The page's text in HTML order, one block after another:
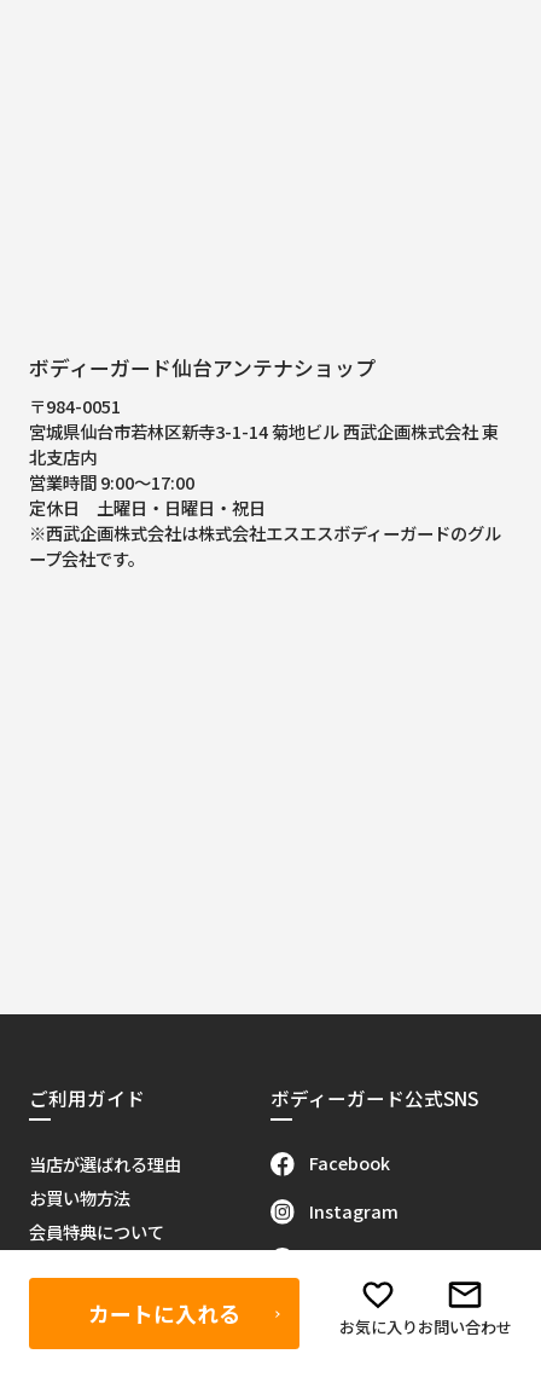
カートに入れる お気に入りお問い合わせ
ボディーガード仙台アンテナショップ
〒984-0051
宮城県仙台市若林区新寺3-1-14 菊地ビル 西武企画株式会社 東
北支店内
営業時間 9:00～17:00
定休日 土曜日・日曜日・祝日
※西武企画株式会社は株式会社エスエスボディーガードのグル
ープ会社です。
ご利用ガイド
当店が選ばれる理由
お買い物方法
会員特典について
当サイトについて
ボディーガード公式SNS
Facebook
Instagram
X（旧Twitter）
Youtube